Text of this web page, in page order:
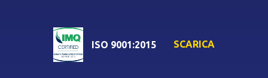
ISO 9001:2015 SCARICA